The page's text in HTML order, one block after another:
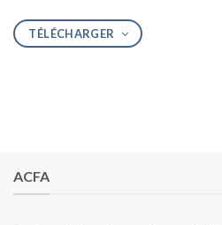
TÉLÉCHARGER
ACFA